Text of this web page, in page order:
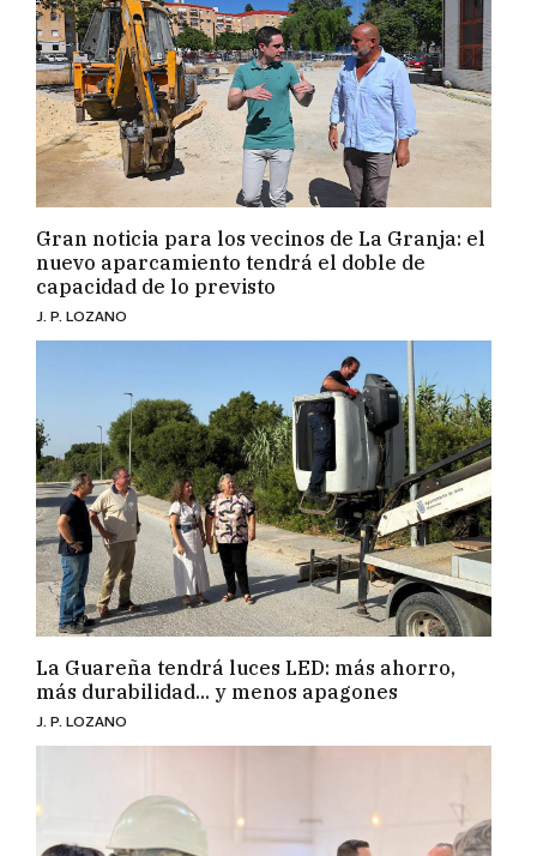
Gran noticia para los vecinos de La Granja: el
nuevo aparcamiento tendrá el doble de
capacidad de lo previsto
J. P. LOZANO
La Guareña tendrá luces LED: más ahorro,
más durabilidad... y menos apagones
J. P. LOZANO